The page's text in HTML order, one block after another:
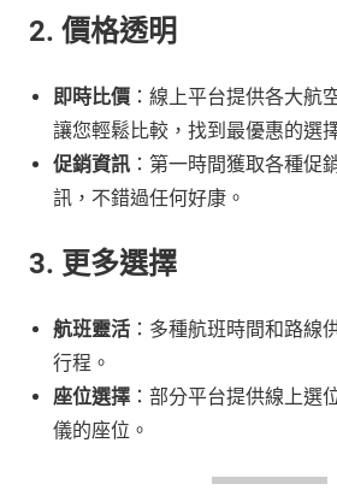
2. 價格透明
即時比價 ：線上平台提供各大航
讓您輕鬆比較，找到最優惠的選
促銷資訊 ：第一時間獲取各種促
訊，不錯過任何好康。
3. 更多選擇
航班靈活 ：多種航班時間和路線
行程。
座位選擇 ：部分平台提供線上選
儀的座位。